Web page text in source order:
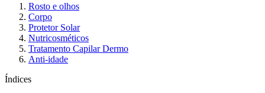
Rosto e olhos
Corpo
Protetor Solar
Nutricosméticos
Tratamento Capilar Dermo
Anti-idade
Índices